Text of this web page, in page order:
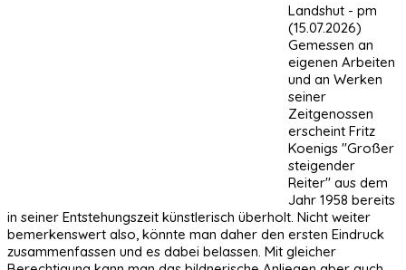
Landshut - pm
(15.07.2026)
Gemessen an
eigenen Arbeiten
und an Werken
seiner
Zeitgenossen
erscheint Fritz
Koenigs "Großer
steigender
Reiter" aus dem
Jahr 1958 bereits
in seiner Entstehungszeit künstlerisch überholt. Nicht weiter
bemerkenswert also, könnte man daher den ersten Eindruck
zusammenfassen und es dabei belassen. Mit gleicher